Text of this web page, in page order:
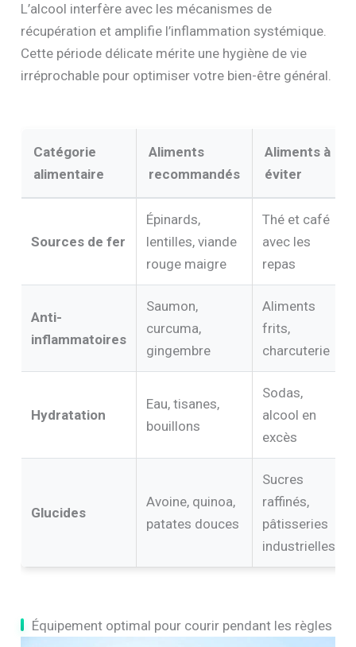
L’alcool interfère avec les mécanismes de
récupération et amplifie l’inflammation systémique.
Cette période délicate mérite une hygiène de vie
irréprochable pour optimiser votre bien-être général.
Catégorie
alimentaire
Aliments
recommandés
Aliments à
éviter
Sources de fer
Épinards,
lentilles, viande
rouge maigre
Thé et café
avec les
repas
Anti-
inflammatoires
Saumon,
curcuma,
gingembre
Aliments
frits,
charcuterie
Hydratation
Eau, tisanes,
bouillons
Sodas,
alcool en
excès
Glucides
Avoine, quinoa,
patates douces
Sucres
raffinés,
pâtisseries
industrielles
Équipement optimal pour courir pendant les règles